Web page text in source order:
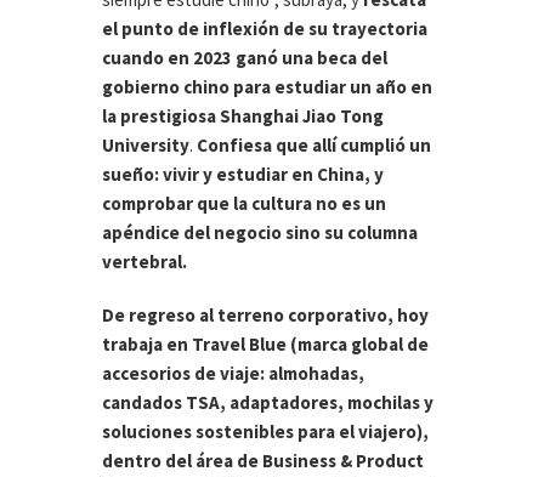
el punto de inflexión de su trayectoria
cuando en 2023 ganó una beca del
gobierno chino para estudiar un año en
la prestigiosa Shanghai Jiao Tong
University. Confiesa que allí cumplió un
sueño: vivir y estudiar en China, y
comprobar que la cultura no es un
apéndice del negocio sino su columna
vertebral.
De regreso al terreno corporativo, hoy
trabaja en Travel Blue (marca global de
accesorios de viaje: almohadas,
candados TSA, adaptadores, mochilas y
soluciones sostenibles para el viajero),
dentro del área de Business & Product